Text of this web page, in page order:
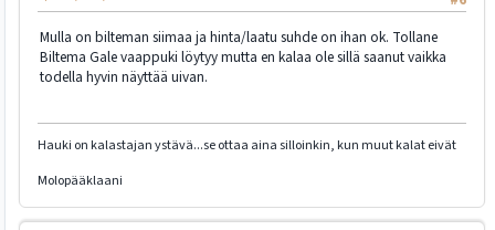
Mulla on bilteman siimaa ja hinta/laatu suhde on ihan ok. Tollane
Biltema Gale vaappuki löytyy mutta en kalaa ole sillä saanut vaikka
todella hyvin näyttää uivan.
Hauki on kalastajan ystävä...se ottaa aina silloinkin, kun muut kalat eivät
Molopääklaani